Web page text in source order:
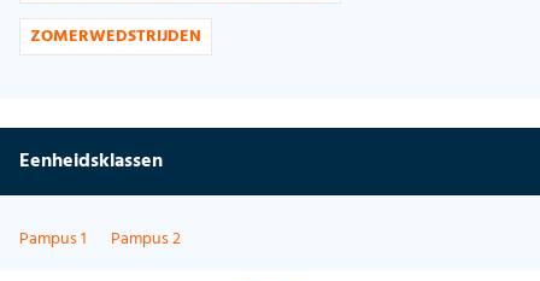
ZOMERWEDSTRIJDEN
Eenheidsklassen
Pampus 1 Pampus 2